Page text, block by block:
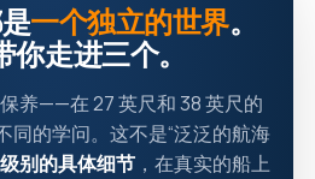
一个独立的世界。
走进三个。
养——在 27 英尺和 38 英尺的
同的学问。这不是“泛泛的航海
别的具体细节，在真实的船上